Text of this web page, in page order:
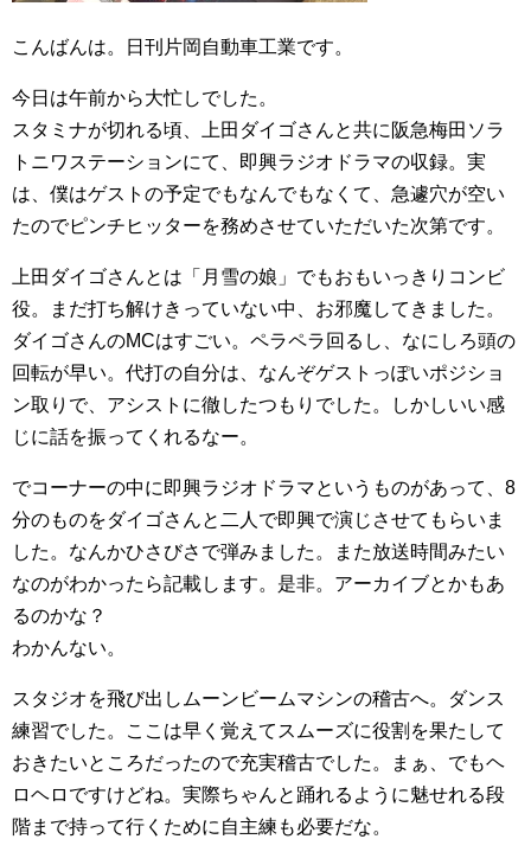
こんばんは。日刊片岡自動車工業です。
今日は午前から大忙しでした。
スタミナが切れる頃、上田ダイゴさんと共に阪急梅田ソラ
トニワステーションにて、即興ラジオドラマの収録。実
は、僕はゲストの予定でもなんでもなくて、急遽穴が空い
たのでピンチヒッターを務めさせていただいた次第です。
上田ダイゴさんとは「月雪の娘」でもおもいっきりコンビ
役。まだ打ち解けきっていない中、お邪魔してきました。
ダイゴさんのMCはすごい。ペラペラ回るし、なにしろ頭の
回転が早い。代打の自分は、なんぞゲストっぽいポジショ
ン取りで、アシストに徹したつもりでした。しかしいい感
じに話を振ってくれるなー。
でコーナーの中に即興ラジオドラマというものがあって、8
分のものをダイゴさんと二人で即興で演じさせてもらいま
した。なんかひさびさで弾みました。また放送時間みたい
なのがわかったら記載します。是非。アーカイブとかもあ
るのかな？
わかんない。
スタジオを飛び出しムーンビームマシンの稽古へ。ダンス
練習でした。ここは早く覚えてスムーズに役割を果たして
おきたいところだったので充実稽古でした。まぁ、でもヘ
ロヘロですけどね。実際ちゃんと踊れるように魅せれる段
階まで持って行くために自主練も必要だな。